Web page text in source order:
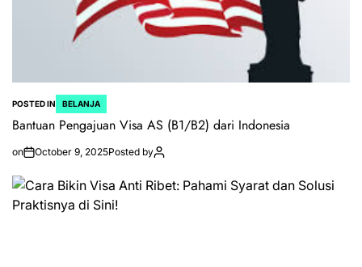
POSTED IN BELANJA
Bantuan Pengajuan Visa AS (B1/B2) dari Indonesia
on October 9, 2025Posted by